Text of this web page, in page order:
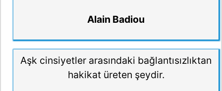
Alain Badiou
Aşk cinsiyetler arasındaki bağlantısızlıktan
hakikat üreten şeydir.